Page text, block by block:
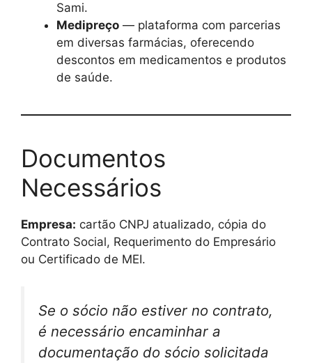
Sami.
Medipreço — plataforma com parcerias
em diversas farmácias, oferecendo
descontos em medicamentos e produtos
de saúde.
Documentos
Necessários
Empresa: cartão CNPJ atualizado, cópia do
Contrato Social, Requerimento do Empresário
ou Certificado de MEI.
Se o sócio não estiver no contrato,
é necessário encaminhar a
documentação do sócio solicitada